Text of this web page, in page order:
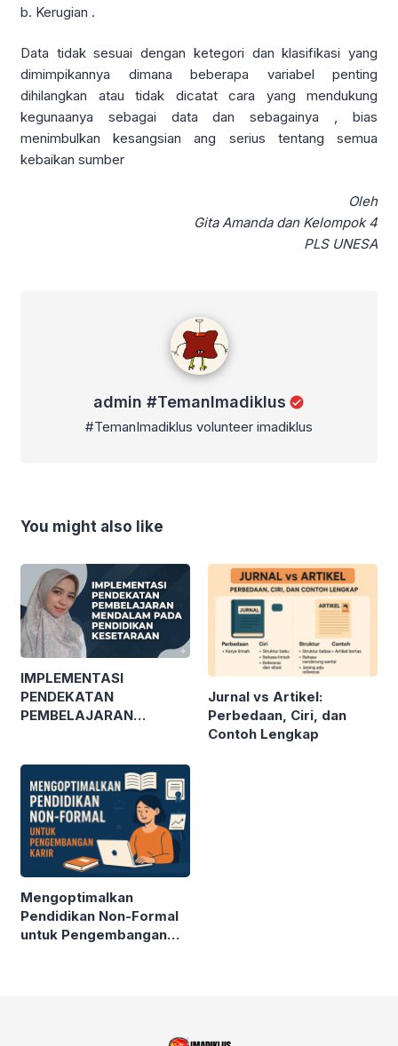
b. Kerugian .
Data tidak sesuai dengan ketegori dan klasifikasi yang
dimimpikannya dimana beberapa variabel penting
dihilangkan atau tidak dicatat cara yang mendukung
kegunaanya sebagai data dan sebagainya , bias
menimbulkan kesangsian ang serius tentang semua
kebaikan sumber
Oleh
Gita Amanda dan Kelompok 4
PLS UNESA
admin #TemanImadiklus
#TemanImadiklus volunteer imadiklus
You might also like
IMPLEMENTASI
PENDEKATAN
PEMBELAJARAN
KESETARAAN
Jurnal vs Artikel:
Perbedaan, Ciri, dan
Contoh Lengkap
Mengoptimalkan
Pendidikan Non-Formal
untuk Pengembangan